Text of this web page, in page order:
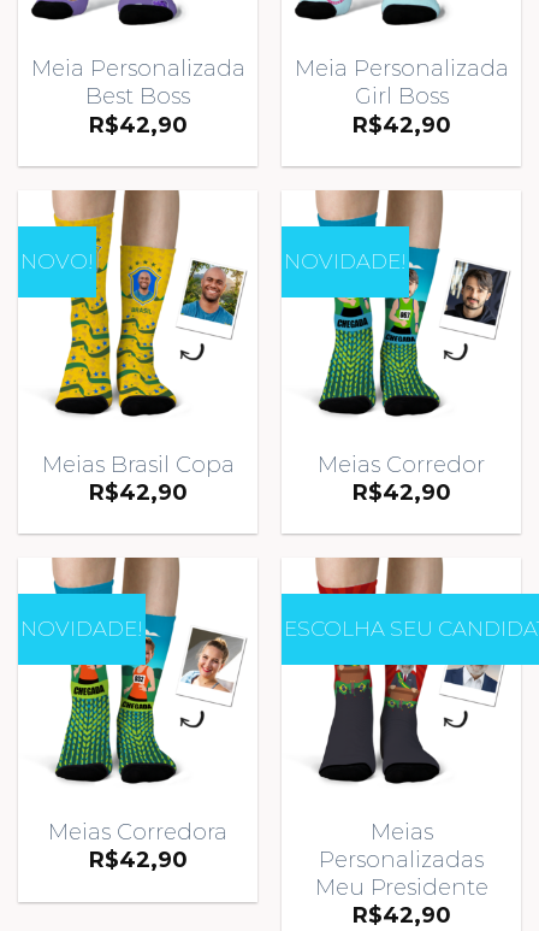
Meia Personalizada
Best Boss
R$42,90
Meia Personalizada
Girl Boss
R$42,90
NOVO!
Meias Brasil Copa
R$42,90
NOVIDADE!
Meias Corredor
R$42,90
NOVIDADE!
Meias Corredora
R$42,90
ESCOLHA SEU
Meias
Personalizadas
Meu Presidente
R$42,90